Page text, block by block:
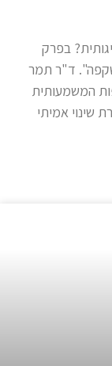
בפרק
ד"ר תמר
אמיתי